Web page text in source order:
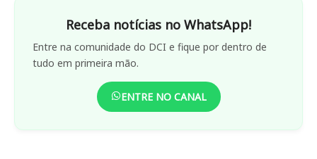
Receba notícias no WhatsApp!
Entre na comunidade do DCI e fique por dentro de
tudo em primeira mão.
ENTRE NO CANAL